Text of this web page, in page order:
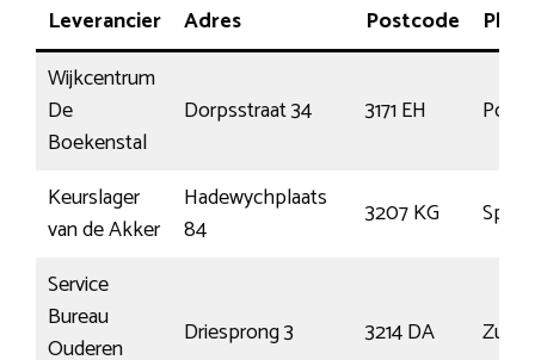
Leverancier Adres Postcode
Wijkcentrum
De
Boekenstal
Dorpsstraat 34 3171 EH
Keurslager
van de Akker
Hadewychplaats
84
3207 KG
Service
Bureau
Ouderen
Driesprong 3 3214 DA